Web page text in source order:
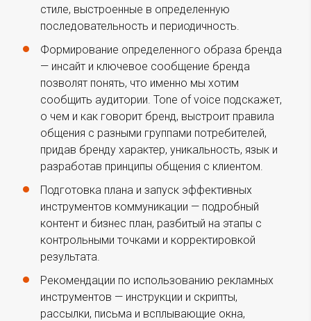
стиле, выстроенные в определенную
последовательность и периодичность.
Формирование определенного образа бренда
— инсайт и ключевое сообщение бренда
позволят понять, что именно мы хотим
сообщить аудитории. Tone of voice подскажет,
о чем и как говорит бренд, выстроит правила
общения с разными группами потребителей,
придав бренду характер, уникальность, язык и
разработав принципы общения с клиентом.
Подготовка плана и запуск эффективных
инструментов коммуникации — подробный
контент и бизнес план, разбитый на этапы с
контрольными точками и корректировкой
результата.
Рекомендации по использованию рекламных
инструментов — инструкции и скрипты,
рассылки, письма и всплывающие окна,